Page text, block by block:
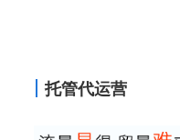
托管代运营